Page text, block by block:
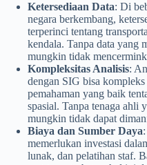
Ketersediaan Data: Di
negara berkembang,
terperinci tentang
kendala. Tanpa data yang
mungkin tidak
Kompleksitas Analisis:
dengan SIG bisa
pemahaman yang baik
spasial. Tanpa tenaga ahli
mungkin tidak dapat
Biaya dan Sumber Daya
memerlukan investasi
lunak, dan pelatihan staf.